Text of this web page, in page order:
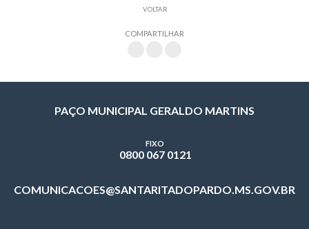
VOLTAR
COMPARTILHAR
PAÇO MUNICIPAL GERALDO MARTINS
FIXO
0800 067 0121
COMUNICACOES@SANTARITADOPARDO.MS.GOV.BR